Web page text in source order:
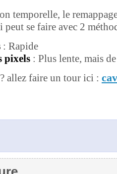
temporelle, le
se faire avec 2
: Rapide
pixels : Plus lente, mais
allez faire un tour ici :